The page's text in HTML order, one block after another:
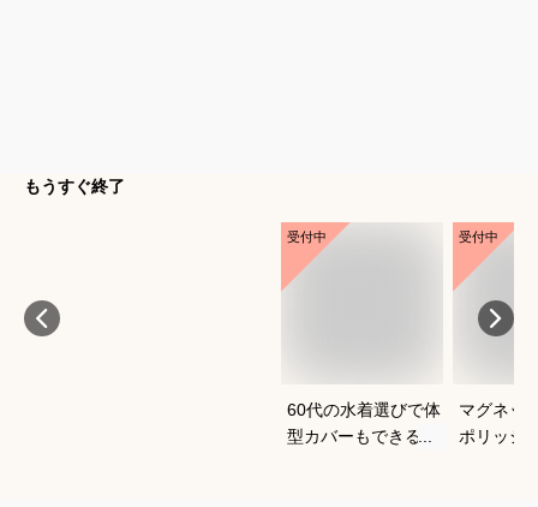
もうすぐ終了
受付中
60代の水着選びで体
型カバーもできるお
受付中
マグネッ
ポリッシ